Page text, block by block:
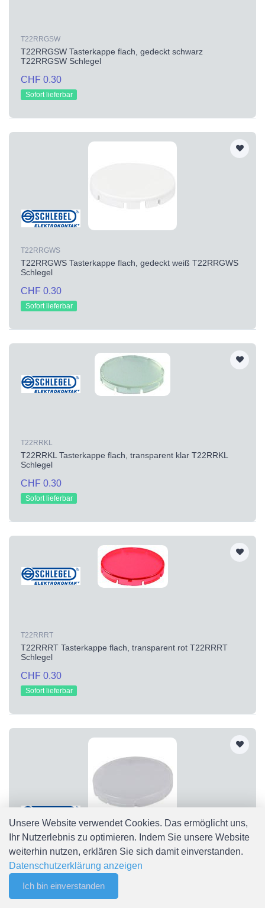
Merkliste
T22RRGSW
T22RRGSW Tasterkappe flach, gedeckt schwarz
T22RRGSW Schlegel
CHF 0.30
Sofort lieferbar
T22RRGWS
T22RRGWS Tasterkappe flach, gedeckt weiß T22RRGWS
Schlegel
CHF 0.30
Sofort lieferbar
T22RRKL
T22RRKL Tasterkappe flach, transparent klar T22RRKL
Schlegel
CHF 0.30
Sofort lieferbar
T22RRRT
T22RRRT Tasterkappe flach, transparent rot T22RRRT
Schlegel
CHF 0.30
Sofort lieferbar
T22RRWS
T22RRWS Tasterkappe flach, transparent weiß T22RRWS
Schlegel
CHF 0.30
Sofort lieferbar
Unsere Website verwendet Cookies. Das ermöglicht uns,
Ihr Nutzerlebnis zu optimieren. Indem Sie unsere Website
weiterhin nutzen, erklären Sie sich damit einverstanden.
Datenschutzerklärung anzeigen
Ich bin einverstanden